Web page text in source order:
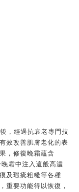
，經過抗衰老專門技
效改善肌膚老化的表
，修復晚霜蘊含
霜中注入這般高濃
及瑕疵粗糙等各種
重要功能得以恢復，